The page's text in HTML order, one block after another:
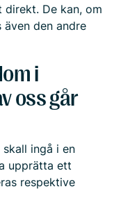
De kan, om
den andre
i
oss går
ingå i en
upprätta ett
respektive